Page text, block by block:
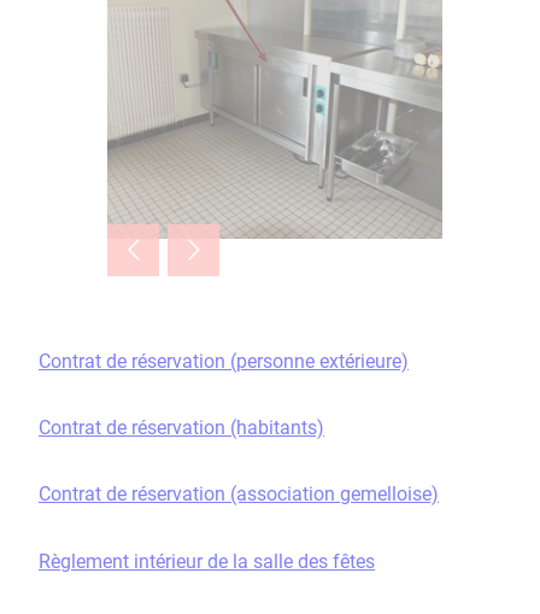
Contrat de réservation (personne extérieure)
Contrat de réservation (habitants)
Contrat de réservation (association gemelloise)
Règlement intérieur de la salle des fêtes